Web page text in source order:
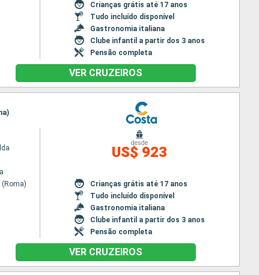
Crianças grátis até 17 anos
Tudo incluído disponível
Gastronomia italiana
Clube infantil a partir dos 3 anos
Pensão completa
VER CRUZEIROS
desde
US$ 923
Crianças grátis até 17 anos
Tudo incluído disponível
Gastronomia italiana
Clube infantil a partir dos 3 anos
Pensão completa
VER CRUZEIROS